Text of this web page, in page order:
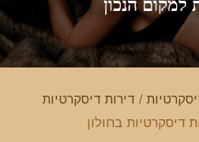
למקום הנכון
/ דירות דיסקרטיות
דיסקרטיות בחולון